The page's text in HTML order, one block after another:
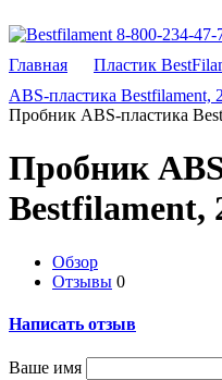
8-800-234-47-
Главная
Пластик
ABS-пластика Bestfilament,
Пробник ABS-пластика
Пробник
Обзор
Отзывы 0
Написать отзыв
Ваше имя